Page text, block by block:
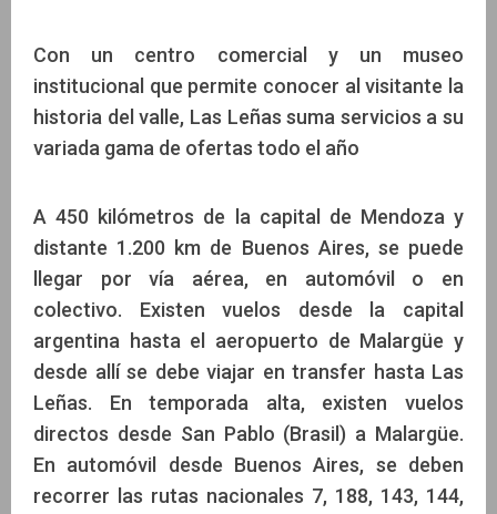
Con un centro comercial y un museo
institucional que permite conocer al visitante la
historia del valle, Las Leñas suma servicios a su
variada gama de ofertas todo el año
A 450 kilómetros de la capital de Mendoza y
distante 1.200 km de Buenos Aires, se puede
llegar por vía aérea, en automóvil o en
colectivo. Existen vuelos desde la capital
argentina hasta el aeropuerto de Malargüe y
desde allí se debe viajar en transfer hasta Las
Leñas. En temporada alta, existen vuelos
directos desde San Pablo (Brasil) a Malargüe.
En automóvil desde Buenos Aires, se deben
recorrer las rutas nacionales 7, 188, 143, 144,